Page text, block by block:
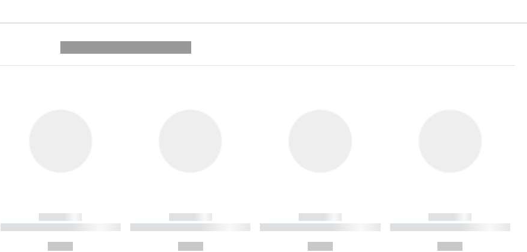
------------
----------- ----------- ----------
------------
----------- ----------- ----------
------------
----------- ----------- ----------
------------
----------- ----------- ----------